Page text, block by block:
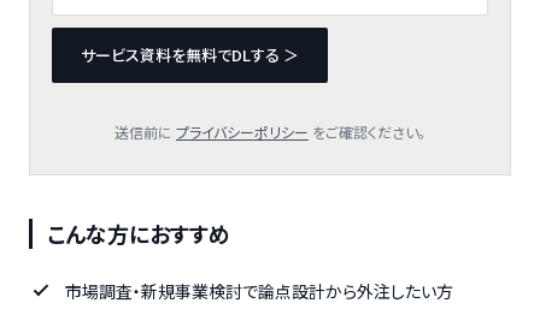
サービス資料を無料でDLする ＞
送信前に プライバシーポリシー をご確認ください。
こんな方におすすめ
市場調査・新規事業検討で論点設計から外注したい方